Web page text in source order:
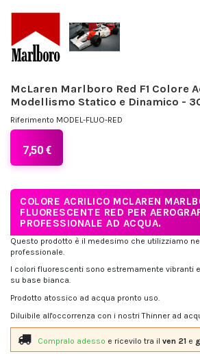
McLaren Marlboro Red F1 Colore
Modellismo Statico e Dinamico -
Riferimento MODEL-FLUO-RED
7,50 €
COLORE ACRILICO MCLAREN
FLUORESCENTE RED PER
PROFESSIONALE AD ACQUA.
Questo prodotto è il medesimo che utilizziamo
professionale.
I colori fluorescenti sono estremamente vibranti
su base bianca.
Prodotto atossico ad acqua pronto uso.
Diluibile all'occorrenza con i nostri Thinner ad
Compralo adesso e ricevilo tra il ven 21 e